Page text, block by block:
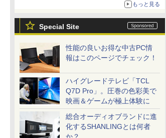
もっと見る
Special Site
性能の良いお得な中古PC情
報はこのページでチェック！
ハイグレードテレビ「TCL
Q7D Pro」。圧巻の色彩美で
映画＆ゲームが極上体験に
総合オーディオブランドに進
化するSHANLINGとは何者